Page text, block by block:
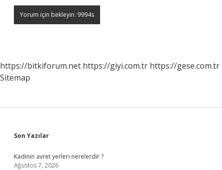
https://bitkiforum.net https://giyi.com.tr https://gese.com.tr
Sitemap
Sidebar
Son Yazılar
Kadının avret yerleri nerelerdir ?
Ağustos 7, 2026